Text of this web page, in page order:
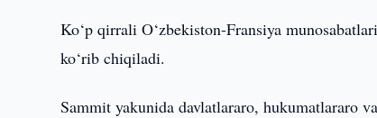
Ko‘p qirrali O‘zbekiston-Fransiya
ko‘rib chiqiladi.
Sammit yakunida davlatlararo, hukumatlararo